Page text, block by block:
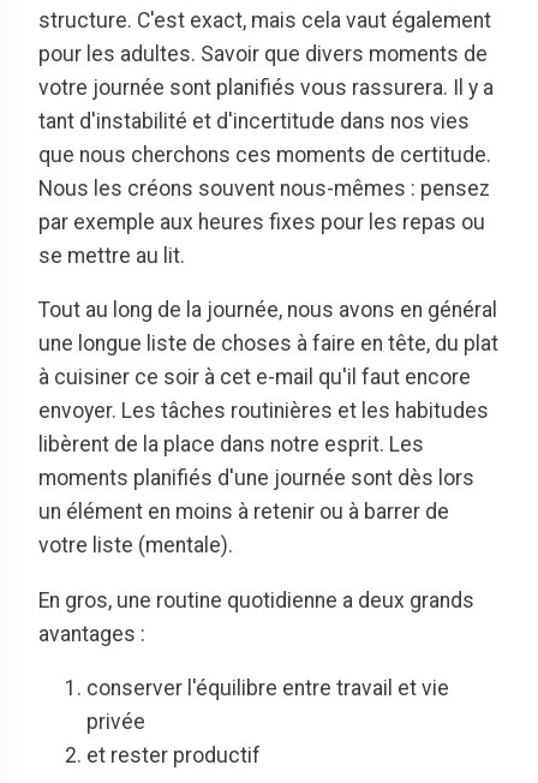
structure. C'est exact, mais cela vaut également
pour les adultes. Savoir que divers moments de
votre journée sont planifiés vous rassurera. Il y a
tant d'instabilité et d'incertitude dans nos vies
que nous cherchons ces moments de certitude.
Nous les créons souvent nous-mêmes : pensez
par exemple aux heures fixes pour les repas ou
se mettre au lit.
Tout au long de la journée, nous avons en général
une longue liste de choses à faire en tête, du plat
à cuisiner ce soir à cet e-mail qu'il faut encore
envoyer. Les tâches routinières et les habitudes
libèrent de la place dans notre esprit. Les
moments planifiés d'une journée sont dès lors
un élément en moins à retenir ou à barrer de
votre liste (mentale).
En gros, une routine quotidienne a deux grands
avantages :
conserver l'équilibre entre travail et vie
privée
et rester productif